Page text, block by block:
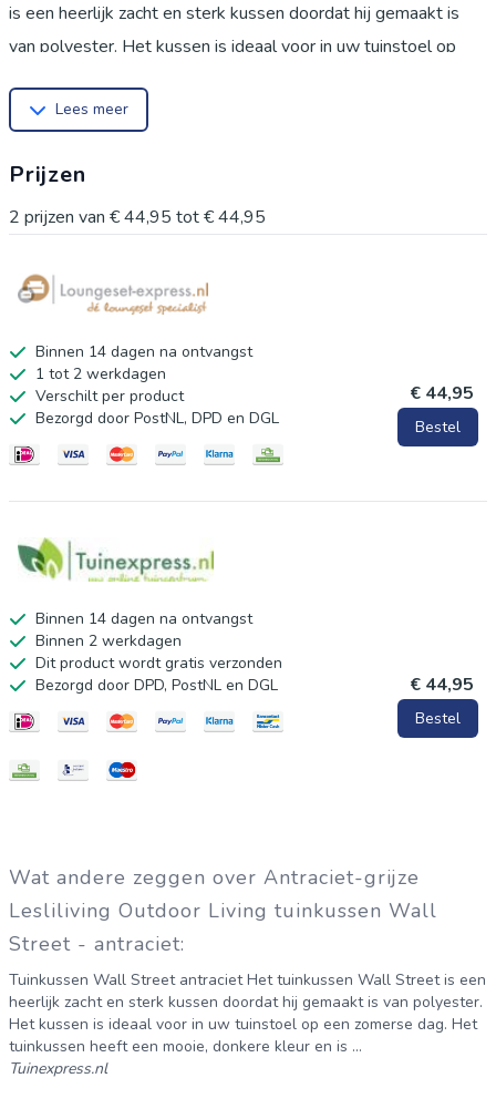
is een heerlijk zacht en sterk kussen doordat hij gemaakt is
van polyester. Het kussen is ideaal voor in uw tuinstoel op
kleur en is ...
Lees meer
Prijzen
2 prijzen van € 44,95 tot€ 44,95
Binnen 14 dagen na ontvangst
1 tot 2 werkdagen
Verschilt per product
Bezorgd door PostNL, DPD en DGL
€ 44,95
Bestel
Binnen 14 dagen na ontvangst
Binnen 2 werkdagen
Dit product wordt gratis verzonden
Bezorgd door DPD, PostNL en DGL
€ 44,95
Bestel
Wat andere zeggen over Antraciet-grijze
Lesliliving Outdoor Living tuinkussen Wall
Street - antraciet:
Tuinkussen Wall Street antraciet Het tuinkussen Wall Street is een
heerlijk zacht en sterk kussen doordat hij gemaakt is van polyester.
Het kussen is ideaal voor in uw tuinstoel op een zomerse dag. Het
tuinkussen heeft een mooie, donkere kleur en is ...
Tuinexpress.nl